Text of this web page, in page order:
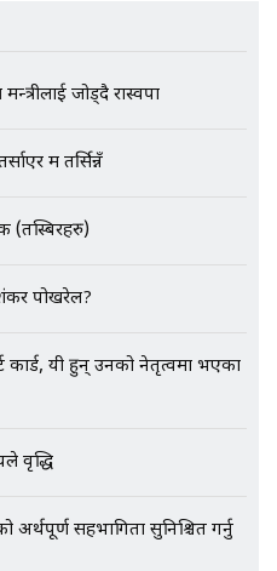
Everest Hospital
जोड्दै रास्वपा
म तर्सिन्नँ
(तस्बिरहरु)
पोखरेल?
कार्ड, यी हुन् उनको नेतृत्वमा भएका
वृद्धि
अर्थपूर्ण सहभागिता सुनिश्चित गर्नु